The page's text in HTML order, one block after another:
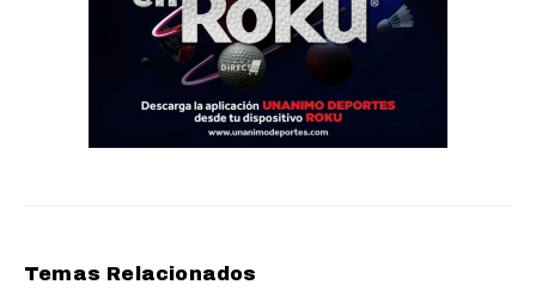
Temas Relacionados